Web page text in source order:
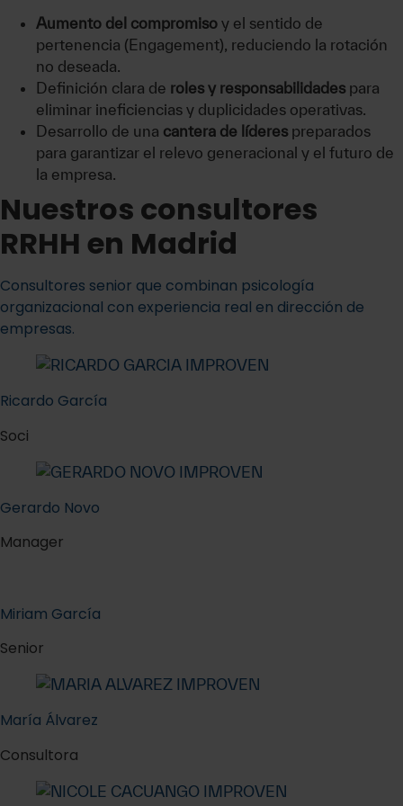
Aumento del compromiso y el sentido de
pertenencia (Engagement), reduciendo la rotación
no deseada.
Definición clara de roles y responsabilidades para
eliminar ineficiencias y duplicidades operativas.
Desarrollo de una cantera de líderes preparados
para garantizar el relevo generacional y el futuro de
la empresa.
Nuestros consultores
RRHH en Madrid
Consultores senior que combinan psicología
organizacional con experiencia real en dirección de
empresas.
Ricardo García
Soci
Gerardo Novo
Manager
Miriam García
Senior
María Álvarez
Consultora